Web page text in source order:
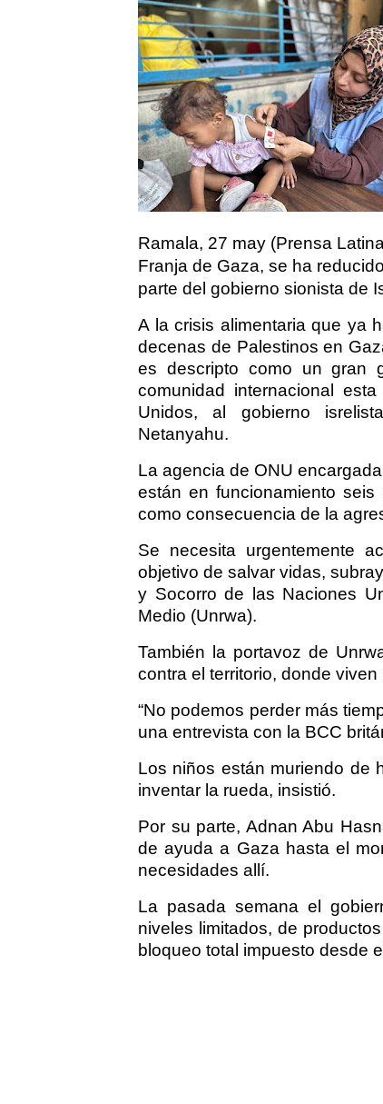
Ramala, 27 may (Prensa
Franja de Gaza, se ha
parte del gobierno sionista de
A la crisis alimentaria que ya
decenas de Palestinos en
es descripto como un gran
comunidad internacional
Unidos, al gobierno
Netanyahu.
La agencia de ONU
están en funcionamiento
como consecuencia de la
Se necesita urgentemente
objetivo de salvar vidas,
y Socorro de las Naciones
Medio (Unrwa).
También la portavoz de
contra el territorio, donde
“No podemos perder más
una entrevista con la BCC
Los niños están muriendo de
inventar la rueda, insistió.
Por su parte, Adnan Abu
de ayuda a Gaza hasta el
necesidades allí.
La pasada semana el
niveles limitados, de
bloqueo total impuesto desde